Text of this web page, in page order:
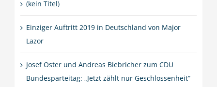
(kein Titel)
Einziger Auftritt 2019 in Deutschland von Major
Lazor
Josef Oster und Andreas Biebricher zum CDU
Bundesparteitag: „Jetzt zählt nur Geschlossenheit“